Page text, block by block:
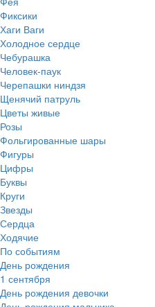
Фиксики
Хаги Ваги
Холодное сердце
Чебурашка
Человек-паук
Черепашки ниндзя
Щенячий патруль
Цветы живые
Розы
Фольгированные шары
Фигуры
Цифры
Буквы
Круги
Звезды
Сердца
Ходячие
По событиям
День рождения
1 сентября
День рождения девочки